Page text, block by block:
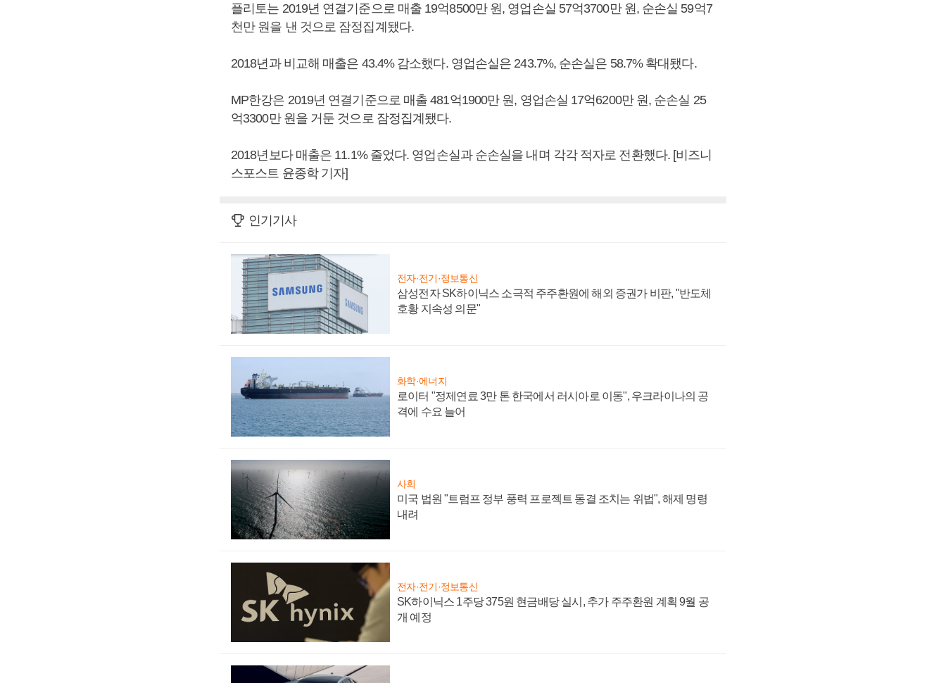
플리토는 2019년 연결기준으로 매출 19억8500만 원, 영업손실 57억3700만 원, 순손실 59억7
천만 원을 낸 것으로 잠정집계됐다.
2018년과 비교해 매출은 43.4% 감소했다. 영업손실은 243.7%, 순손실은 58.7% 확대됐다.
MP한강은 2019년 연결기준으로 매출 481억1900만 원, 영업손실 17억6200만 원, 순손실 25
억3300만 원을 거둔 것으로 잠정집계됐다.
2018년보다 매출은 11.1% 줄었다. 영업손실과 순손실을 내며 각각 적자로 전환했다. [비즈니
스포스트 윤종학 기자]
인기기사
전자·전기·정보통신
삼성전자 SK하이닉스 소극적 주주환원에 해외 증권가 비판, "반도체
호황 지속성 의문"
화학·에너지
로이터 "정제연료 3만 톤 한국에서 러시아로 이동", 우크라이나의 공
격에 수요 늘어
사회
미국 법원 "트럼프 정부 풍력 프로젝트 동결 조치는 위법", 해제 명령
내려
전자·전기·정보통신
SK하이닉스 1주당 375원 현금배당 실시, 추가 주주환원 계획 9월 공
개 예정